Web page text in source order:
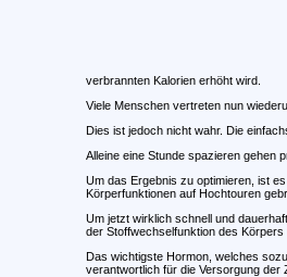
verbrannten Kalorien erhöht wird.
Viele Menschen vertreten nun
Dies ist jedoch nicht wahr. Die
Alleine eine Stunde spazieren gehen
Um das Ergebnis zu optimieren, ist
Körperfunktionen auf Hochtouren
Um jetzt wirklich schnell und
der Stoffwechselfunktion des Körpers
Das wichtigste Hormon, welches
verantwortlich für die Versorgung der